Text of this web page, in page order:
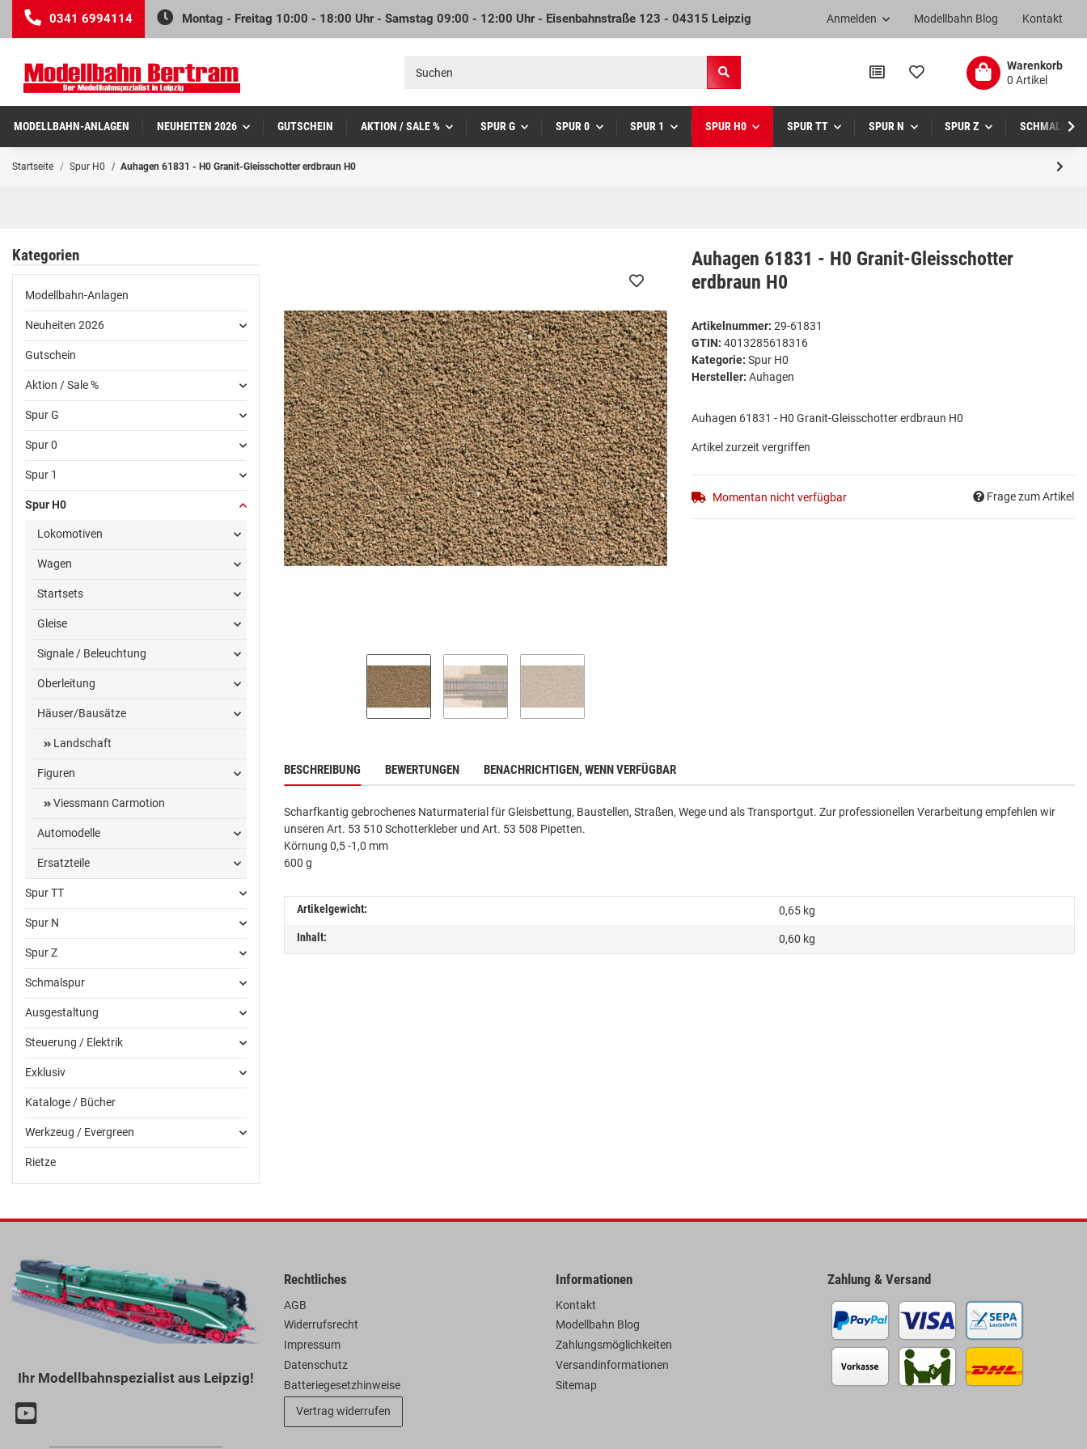
0341 6994114 Montag - Freitag 10:00 - 18:00 Uhr - Samstag 09:00 - 12:00 Uhr - Eisenbahnstraße 123 - 04315 Leipzig Kontakt
Modellbahn Blog
Anmelden
Warenkorb
0 Artikel
MODELLBAHN-ANLAGEN NEUHEITEN 2026 GUTSCHEIN AKTION / SALE % SPUR G SPUR 0 SPUR 1 SPUR H0 SPUR TT SPUR N SPUR Z SCHMALSPUR
Startseite Spur H0 Auhagen 61831 - H0 Granit-Gleisschotter erdbraun H0
Auhagen 61831 - H0 Granit-Gleisschotter
erdbraun H0
Artikelnummer: 29-61831
GTIN: 4013285618316
Kategorie: Spur H0
Hersteller: Auhagen
Auhagen 61831 - H0 Granit-Gleisschotter erdbraun H0
Artikel zurzeit vergriffen
Momentan nicht verfügbar Frage zum Artikel
BESCHREIBUNG BEWERTUNGEN BENACHRICHTIGEN, WENN VERFÜGBAR
Scharfkantig gebrochenes Naturmaterial für Gleisbettung, Baustellen, Straßen, Wege und als Transportgut. Zur professionellen Verarbeitung empfehlen wir
unseren Art. 53 510 Schotterkleber und Art. 53 508 Pipetten.
Körnung 0,5 -1,0 mm
600 g
Artikelgewicht: 0,65 kg
Inhalt: 0,60 kg
Kategorien
Modellbahn-Anlagen
Neuheiten 2026
Gutschein
Aktion / Sale %
Spur G
Spur 0
Spur 1
Spur H0
Lokomotiven
Wagen
Startsets
Gleise
Signale / Beleuchtung
Oberleitung
Häuser/Bausätze
Landschaft
Figuren
Viessmann Carmotion
Automodelle
Ersatzteile
Spur TT
Spur N
Spur Z
Schmalspur
Ausgestaltung
Steuerung / Elektrik
Exklusiv
Kataloge / Bücher
Werkzeug / Evergreen
Rietze
Ihr Modellbahnspezialist aus Leipzig!
Rechtliches
AGB
Widerrufsrecht
Impressum
Datenschutz
Batteriegesetzhinweise
Vertrag widerrufen
Informationen
Kontakt
Modellbahn Blog
Zahlungsmöglichkeiten
Versandinformationen
Sitemap
Zahlung & Versand